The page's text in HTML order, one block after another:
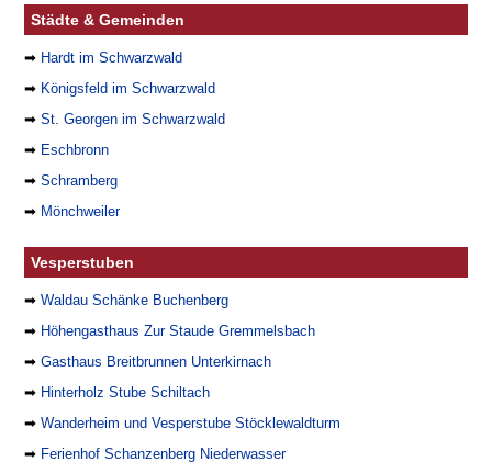
Städte & Gemeinden
➡ Hardt im Schwarzwald
➡ Königsfeld im Schwarzwald
➡St. Georgen im Schwarzwald
➡ Eschbronn
➡Schramberg
➡ Mönchweiler
Vesperstuben
➡Waldau Schänke Buchenberg
➡ Höhengasthaus Zur Staude Gremmelsbach
➡Gasthaus Breitbrunnen Unterkirnach
➡ Hinterholz Stube Schiltach
➡Wanderheim und Vesperstube Stöcklewaldturm
➡ Ferienhof Schanzenberg Niederwasser